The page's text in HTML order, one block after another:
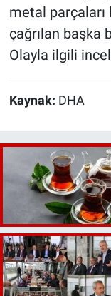
metal parçaları
çağrılan başka
Olayla ilgili
Kaynak: DHA